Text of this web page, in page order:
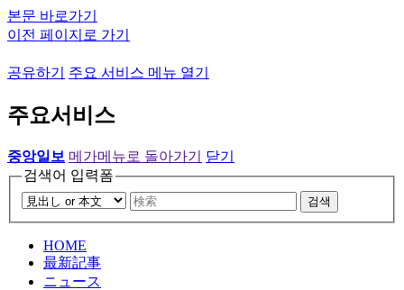
본문 바로가기
이전 페이지로 가기
공유하기 주요 서비스 메뉴 열기
주요서비스
중앙일보 메가메뉴로 돌아가기
닫기
검색어 입력폼
검색
HOME
最新記事
ニュース